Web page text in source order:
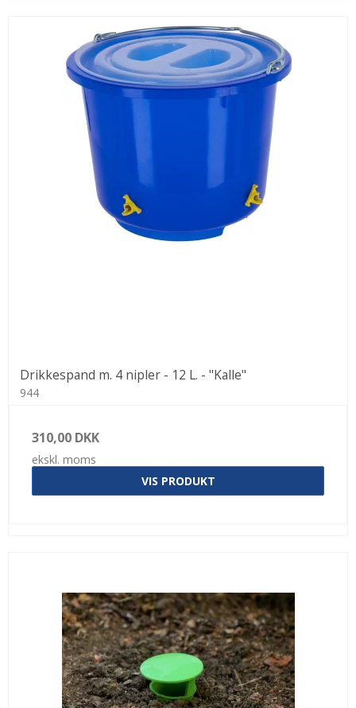
Drikkespand m. 4 nipler - 12 L. - "Kalle"
944
310,00 DKK
ekskl. moms
VIS PRODUKT